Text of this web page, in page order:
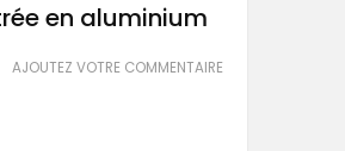
en aluminium
AJOUTEZ VOTRE COMMENTAIRE